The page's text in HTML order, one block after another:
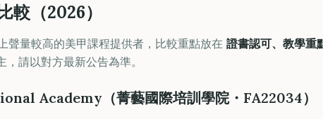
較（2026）
聲量較高的美甲課程提供者，比較重點放在 證書認可、教學重
請以對方最新公告為準。
Academy（菁藝國際培訓學院・FA22034）